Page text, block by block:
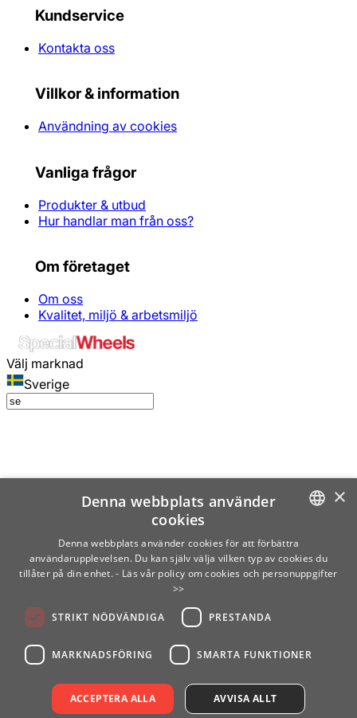
Kundservice
Kontakta oss
Villkor & information
Användning av cookies
Vanliga frågor
Produkter & utbud
Hur handlar man från oss?
Om företaget
Om oss
Kvalitet, miljö & arbetsmiljö
Välj marknad
Sverige
SWEDISH
×
Denna webbplats använder
cookies
Denna webbplats använder cookies för att förbättra
användarupplevelsen. Du kan själv välja vilken typ av cookies du
tillåter på din enhet. - Läs vår policy om cookies och personuppgifter
>>
STRIKT NÖDVÄNDIGA PRESTANDA
MARKNADSFÖRING SMARTA FUNKTIONER
ACCEPTERA ALLA AVVISA ALLT